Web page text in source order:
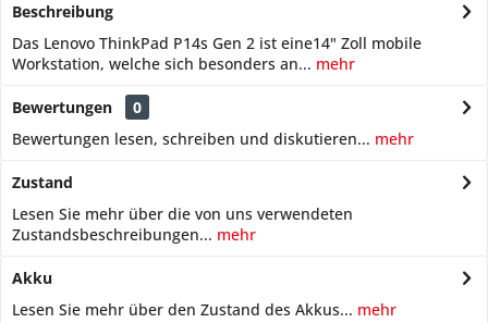
Beschreibung
Das Lenovo ThinkPad P14s Gen 2 ist eine14" Zoll mobile
Workstation, welche sich besonders an... mehr
Bewertungen
0
Bewertungen lesen, schreiben und diskutieren... mehr
Zustand
Lesen Sie mehr über die von uns verwendeten
Zustandsbeschreibungen... mehr
Akku
Lesen Sie mehr über den Zustand des Akkus... mehr